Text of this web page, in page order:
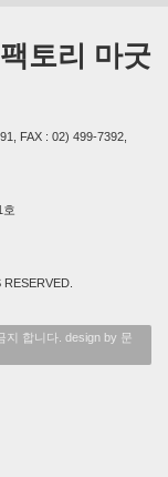
토리 마굿
FAX : 02) 499-7392,
호
지 합니다. design by 문